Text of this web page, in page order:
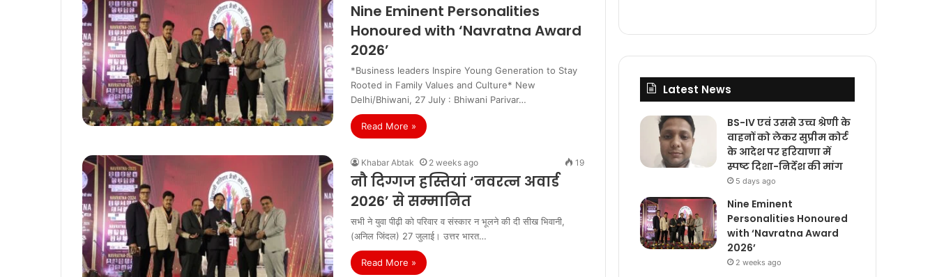
Nine Eminent Personalities
Honoured with ‘Navratna Award
2026’
*Business leaders Inspire Young Generation to Stay
Rooted in Family Values and Culture* New
Delhi/Bhiwani, 27 July : Bhiwani Parivar…
Read More »
Khabar Abtak 2 weeks ago 19
नौ दिग्गज हस्तियां ‘नवरत्न अवार्ड
2026’ से सम्मानित
सभी ने युवा पीढ़ी को परिवार व संस्कार न भूलने की दी सीख भिवानी,
(अनिल जिंदल) 27 जुलाई। उत्तर भारत…
Read More »
Latest News
BS-IV एवं उससे उच्च श्रेणी के
वाहनों को लेकर सुप्रीम कोर्ट
के आदेश पर हरियाणा में
स्पष्ट दिशा-निर्देश की मांग
5 days ago
Nine Eminent
Personalities Honoured
with ‘Navratna Award
2026’
2 weeks ago